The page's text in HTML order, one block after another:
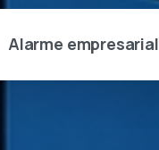
Alarme empresarial